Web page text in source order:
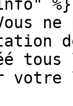
%}
tous